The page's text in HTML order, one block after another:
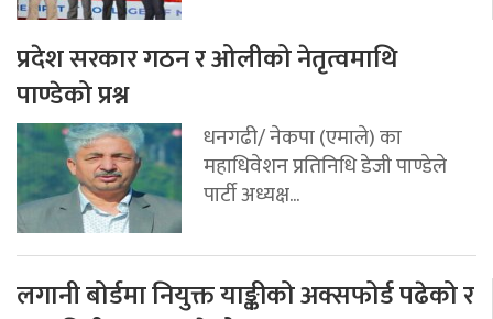
प्रदेश सरकार गठन र ओलीको नेतृत्वमाथि
पाण्डेको प्रश्न
धनगढी/ नेकपा (एमाले) का
महाधिवेशन प्रतिनिधि डेजी पाण्डेले
पार्टी अध्यक्ष...
लगानी बोर्डमा नियुक्त याङ्कीको अक्सफोर्ड पढेको र